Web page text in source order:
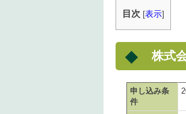
目次 [表示]
株式
申し込み条
件